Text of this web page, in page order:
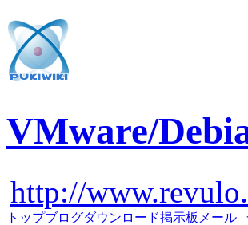
VMware/
http://
トップブログダウンロード掲示板 メール